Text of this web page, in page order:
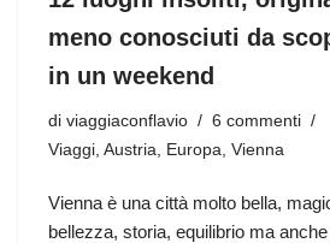
meno conosciuti da
in un weekend
di viaggiaconflavio
6 commenti
Viaggi Austria Europa Vienna
Vienna è una città molto bella,
bellezza, storia, equilibrio ma